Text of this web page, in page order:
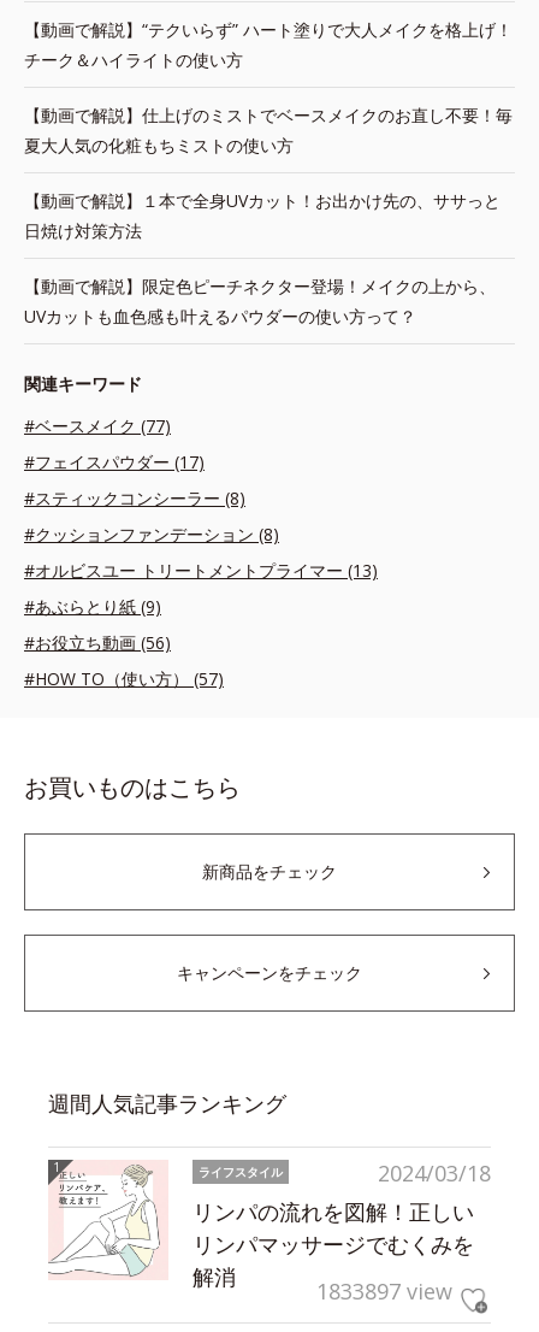
【動画で解説】“テクいらず” ハート塗りで大人メイクを格上げ！
チーク＆ハイライトの使い方
【動画で解説】仕上げのミストでベースメイクのお直し不要！毎
夏大人気の化粧もちミストの使い方
【動画で解説】１本で全身UVカット！お出かけ先の、ササっと
日焼け対策方法
【動画で解説】限定色ピーチネクター登場！メイクの上から、
UVカットも血色感も叶えるパウダーの使い方って？
関連キーワード
#ベースメイク (77)
#フェイスパウダー (17)
#スティックコンシーラー (8)
#クッションファンデーション (8)
#オルビスユー トリートメントプライマー (13)
#あぶらとり紙 (9)
#お役立ち動画 (56)
#HOW TO（使い方） (57)
お買いものはこちら
新商品をチェック
キャンペーンをチェック
週間人気記事ランキング
2024/03/18
ライフスタイル
リンパの流れを図解！正しい
リンパマッサージでむくみを
解消
1833897 view